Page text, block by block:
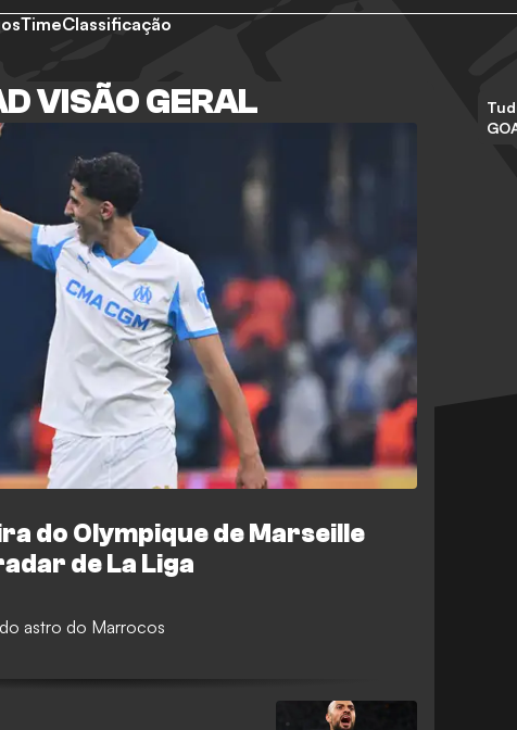
TimeClassificação
VISÃO GERAL
do Olympique de Marseille
de La Liga
astro do Marrocos